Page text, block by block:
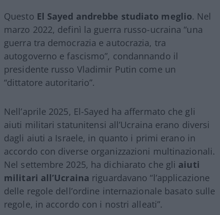
Questo El Sayed andrebbe studiato meglio. Nel
marzo 2022, definì la guerra russo-ucraina “una
guerra tra democrazia e autocrazia, tra
autogoverno e fascismo”, condannando il
presidente russo Vladimir Putin come un
“dittatore autoritario”.
Nell’aprile 2025, El-Sayed ha affermato che gli
aiuti militari statunitensi all’Ucraina erano diversi
dagli aiuti a Israele, in quanto i primi erano in
accordo con diverse organizzazioni multinazionali.
Nel settembre 2025, ha dichiarato che gli aiuti
militari all’Ucraina riguardavano “l’applicazione
delle regole dell’ordine internazionale basato sulle
regole, in accordo con i nostri alleati”.